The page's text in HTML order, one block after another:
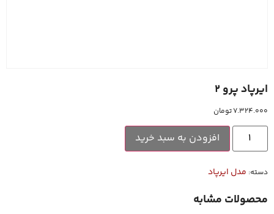
ایرپاد پرو 2
۷.۳۲۴.۰۰۰تومان
افزودن به سبد خرید
دسته: مدل ایرپاد
محصولات مشابه